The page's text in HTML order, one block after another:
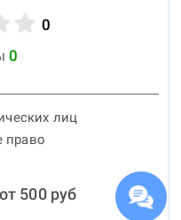
0
0
лиц
право
500руб